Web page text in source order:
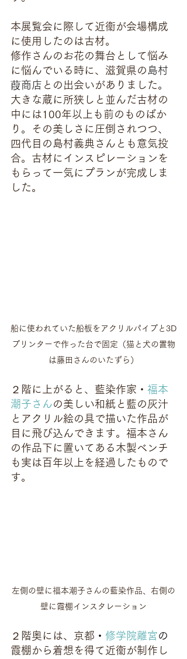
本展覧会に際して近衞が会場構成
に使用したのは古材。
修作さんのお花の舞台として悩み
に悩んでいる時に、滋賀県の 島村
葭商店 との出会いがありました。
大きな蔵に所狭しと並んだ古材の
中には100年以上も前のものばか
り。その美しさに圧倒されつつ、
四代目の島村義典さんとも意気投
合。古材にインスピレーションを
もらって一気にプランが完成しま
した。
船に使われていた船板をアクリルパイプと3D
プリンターで作った台で固定（猫と犬の置物
は藤田さんのいたずら）
２階に上がると、藍染作家・ 福本
潮子さんの美しい和紙と藍の灰汁
とアクリル絵の具で描いた作品が
目に飛び込んできます。福本さん
の作品下に置いてある木製ベンチ
も実は百年以上を経過したもので
す。
左側の壁に福本潮子さんの藍染作品、右側の
壁に霞棚インスタレーション
２階奥には、京都 ・ 修学院離宮の
霞棚から着想を得て近衞が制作し